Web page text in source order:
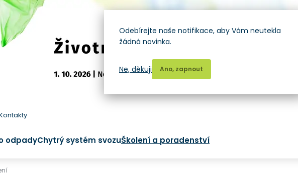
odpadyChytrý systém svozuŠkolení a poradenství
Odebírejte naše notifikace, aby Vám neutekla
žádná novinka.
Ano, zapnout
Ne, děkuji